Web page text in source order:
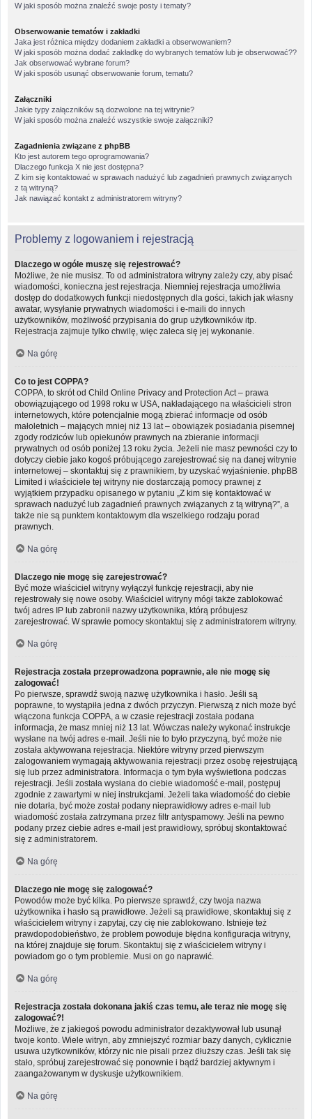
W jaki sposób można znaleźć swoje posty i tematy?
Obserwowanie tematów i zakładki
Jaka jest różnica między dodaniem zakładki a obserwowaniem?
W jaki sposób można dodać zakładkę do wybranych tematów lub je obserwować??
Jak obserwować wybrane forum?
W jaki sposób usunąć obserwowanie forum, tematu?
Załączniki
Jakie typy załączników są dozwolone na tej witrynie?
W jaki sposób można znaleźć wszystkie swoje załączniki?
Zagadnienia związane z phpBB
Kto jest autorem tego oprogramowania?
Dlaczego funkcja X nie jest dostępna?
Z kim się kontaktować w sprawach nadużyć lub zagadnień prawnych związanych
z tą witryną?
Jak nawiązać kontakt z administratorem witryny?
Problemy z logowaniem i rejestracją
Dlaczego w ogóle muszę się rejestrować?
Możliwe, że nie musisz. To od administratora witryny zależy czy, aby pisać
wiadomości, konieczna jest rejestracja. Niemniej rejestracja umożliwia
dostęp do dodatkowych funkcji niedostępnych dla gości, takich jak własny
awatar, wysyłanie prywatnych wiadomości i e-maili do innych
użytkowników, możliwość przypisania do grup użytkowników itp.
Rejestracja zajmuje tylko chwilę, więc zaleca się jej wykonanie.
Na górę
Co to jest COPPA?
COPPA, to skrót od Child Online Privacy and Protection Act – prawa
obowiązującego od 1998 roku w USA, nakładającego na właścicieli stron
internetowych, które potencjalnie mogą zbierać informacje od osób
małoletnich – mających mniej niż 13 lat – obowiązek posiadania pisemnej
zgody rodziców lub opiekunów prawnych na zbieranie informacji
prywatnych od osób poniżej 13 roku życia. Jeżeli nie masz pewności czy to
dotyczy ciebie jako kogoś próbującego zarejestrować się na danej witrynie
internetowej – skontaktuj się z prawnikiem, by uzyskać wyjaśnienie. phpBB
Limited i właściciele tej witryny nie dostarczają pomocy prawnej z
wyjątkiem przypadku opisanego w pytaniu „Z kim się kontaktować w
sprawach nadużyć lub zagadnień prawnych związanych z tą witryną?”, a
także nie są punktem kontaktowym dla wszelkiego rodzaju porad
prawnych.
Na górę
Dlaczego nie mogę się zarejestrować?
Być może właściciel witryny wyłączył funkcję rejestracji, aby nie
rejestrowały się nowe osoby. Właściciel witryny mógł także zablokować
twój adres IP lub zabronił nazwy użytkownika, którą próbujesz
zarejestrować. W sprawie pomocy skontaktuj się z administratorem witryny.
Na górę
Rejestracja została przeprowadzona poprawnie, ale nie mogę się
zalogować!
Po pierwsze, sprawdź swoją nazwę użytkownika i hasło. Jeśli są
poprawne, to wystąpiła jedna z dwóch przyczyn. Pierwszą z nich może być
włączona funkcja COPPA, a w czasie rejestracji została podana
informacja, że masz mniej niż 13 lat. Wówczas należy wykonać instrukcje
wysłane na twój adres e-mail. Jeśli nie to było przyczyną, być może nie
została aktywowana rejestracja. Niektóre witryny przed pierwszym
zalogowaniem wymagają aktywowania rejestracji przez osobę rejestrującą
się lub przez administratora. Informacja o tym była wyświetlona podczas
rejestracji. Jeśli została wysłana do ciebie wiadomość e-mail, postępuj
zgodnie z zawartymi w niej instrukcjami. Jeżeli taka wiadomość do ciebie
nie dotarła, być może został podany nieprawidłowy adres e-mail lub
wiadomość została zatrzymana przez filtr antyspamowy. Jeśli na pewno
podany przez ciebie adres e-mail jest prawidłowy, spróbuj skontaktować
się z administratorem.
Na górę
Dlaczego nie mogę się zalogować?
Powodów może być kilka. Po pierwsze sprawdź, czy twoja nazwa
użytkownika i hasło są prawidłowe. Jeżeli są prawidłowe, skontaktuj się z
właścicielem witryny i zapytaj, czy cię nie zablokowano. Istnieje też
prawdopodobieństwo, że problem powoduje błędna konfiguracja witryny,
na której znajduje się forum. Skontaktuj się z właścicielem witryny i
powiadom go o tym problemie. Musi on go naprawić.
Na górę
Rejestracja została dokonana jakiś czas temu, ale teraz nie mogę się
zalogować?!
Możliwe, że z jakiegoś powodu administrator dezaktywował lub usunął
twoje konto. Wiele witryn, aby zmniejszyć rozmiar bazy danych, cyklicznie
usuwa użytkowników, którzy nic nie pisali przez dłuższy czas. Jeśli tak się
stało, spróbuj zarejestrować się ponownie i bądź bardziej aktywnym i
zaangażowanym w dyskusje użytkownikiem.
Na górę